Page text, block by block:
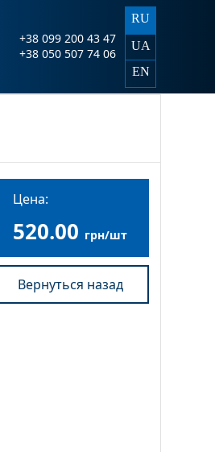
+38 099 200 43 47
+38 050 507 74 06
RU
UA
EN
Цена:
520.00 грн/шт
Вернуться назад